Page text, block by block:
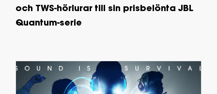
och TWS-hörlurar till sin prisbelönta JBL
Quantum-serie